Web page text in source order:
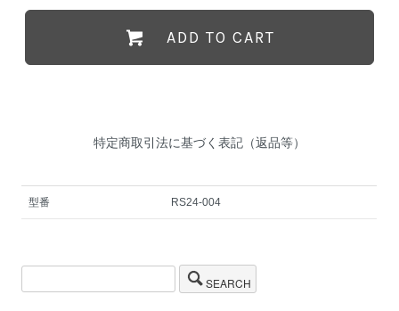
ADD TO CART
特定商取引法に基づく表記（返品等）
型番 RS24-004
SEARCH